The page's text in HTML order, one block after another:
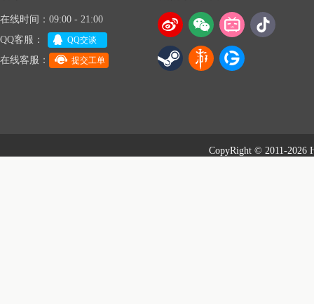
在线时间：09:00 - 21:00
QQ客服：
QQ交谈
在线客服： 提交工单
CopyRight © 2011-2026